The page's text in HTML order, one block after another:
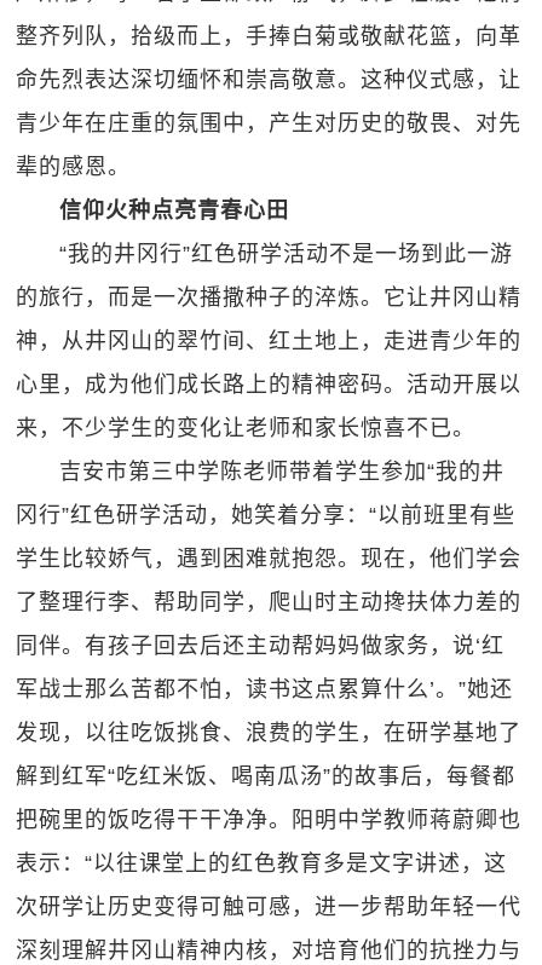
整齐列队，拾级而上，手捧白菊或敬献花篮，向革
命先烈表达深切缅怀和崇高敬意。这种仪式感，让
青少年在庄重的氛围中，产生对历史的敬畏、对先
辈的感恩。
信仰火种点亮青春心田
“我的井冈行”红色研学活动不是一场到此一游
的旅行，而是一次播撒种子的淬炼。它让井冈山精
神，从井冈山的翠竹间、红土地上，走进青少年的
心里，成为他们成长路上的精神密码。活动开展以
来，不少学生的变化让老师和家长惊喜不已。
吉安市第三中学陈老师带着学生参加“我的井
冈行”红色研学活动，她笑着分享：“以前班里有些
学生比较娇气，遇到困难就抱怨。现在，他们学会
了整理行李、帮助同学，爬山时主动搀扶体力差的
同伴。有孩子回去后还主动帮妈妈做家务，说‘红
军战士那么苦都不怕，读书这点累算什么’。”她还
发现，以往吃饭挑食、浪费的学生，在研学基地了
解到红军“吃红米饭、喝南瓜汤”的故事后，每餐都
把碗里的饭吃得干干净净。阳明中学教师蒋蔚卿也
表示：“以往课堂上的红色教育多是文字讲述，这
次研学让历史变得可触可感，进一步帮助年轻一代
深刻理解井冈山精神内核，对培育他们的抗挫力与